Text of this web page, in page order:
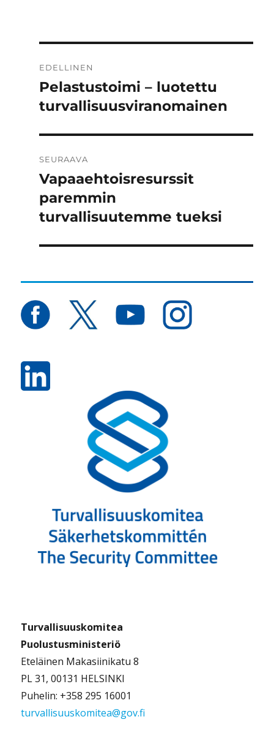
selaus
EDELLINEN
Edellinen
artikkeli:
Pelastustoimi – luotettu
turvallisuusviranomainen
SEURAAVA
Seuraava
artikkeli:
Vapaaehtoisresurssit
paremmin
turvallisuutemme tueksi
Turvallisuuskomitea
Puolustusministeriö
Eteläinen Makasiinikatu 8
PL 31, 00131 HELSINKI
Puhelin: +358 295 16001
turvallisuuskomitea@gov.fi